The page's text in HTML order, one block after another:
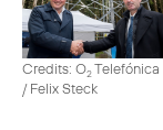
Credits: O2Telefónica
/ Felix Steck